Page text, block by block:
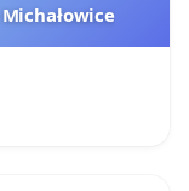
rok